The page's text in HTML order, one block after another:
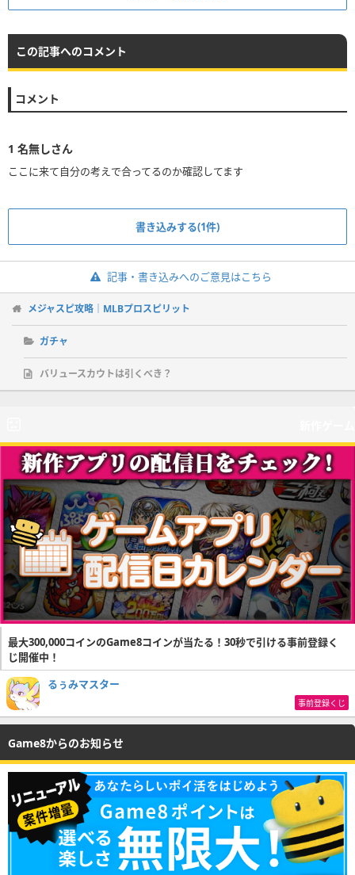
この記事へのコメント
コメント
1 名無しさん
ここに来て自分の考えで合ってるのか確認してます
書き込みする(1件)
記事・書き込みへのご意見はこちら
メジャスピ攻略｜MLBプロスピリット
ガチャ
バリュースカウトは引くべき？
最大300,000コインのGame8コインが当たる！30秒で引ける事前登録く
じ開催中！
るぅみマスター
事前登録くじ
Game8からのお知らせ